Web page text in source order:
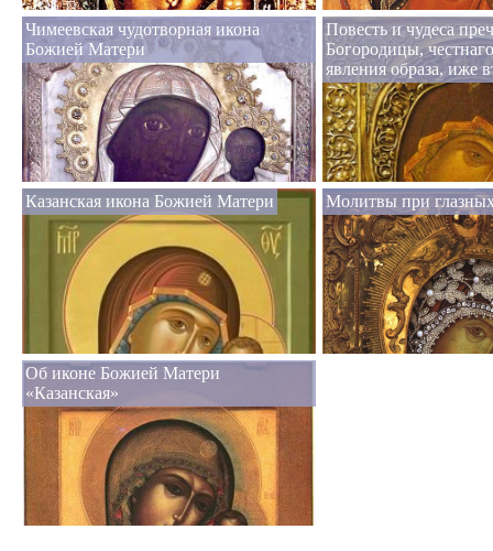
Чимеевская чудотворная икона
Божией Матери
Повесть и чудеса
Богородицы,
явления образа, иже
Казанская икона Божией Матери Молитвы при
Об иконе Божией Матери
«Казанская»